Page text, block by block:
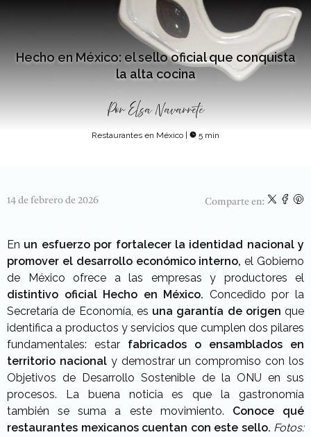
Hecho en México: el sello oficial que conquista
la alta cocina
Por Elsa Navarrete
Restaurantes en México 5 min
14 de febrero de 2026 Comparte en:
En un esfuerzo por fortalecer la identidad nacional y
promover el desarrollo económico interno, el Gobierno
de México ofrece a las empresas y productores el
distintivo oficial Hecho en México. Concedido por la
Secretaría de Economía, es una garantía de origen que
identifica a productos y servicios que cumplen dos pilares
fundamentales: estar fabricados o ensamblados en
territorio nacionaly demostrar un compromiso con los
Objetivos de Desarrollo Sostenible de la ONU en sus
procesos. La buena noticia es que la gastronomía
también se suma a este movimiento. Conoce qué
restaurantes mexicanos cuentan con este sello. Fotos: